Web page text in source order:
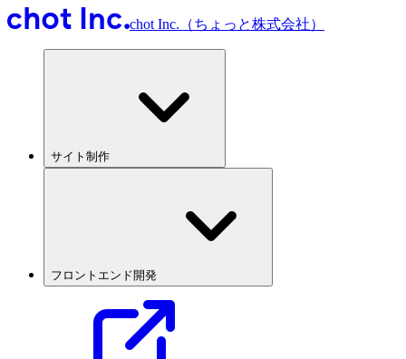
chot Inc.（ちょっと株式会社）
サイト制作
フロントエンド開発